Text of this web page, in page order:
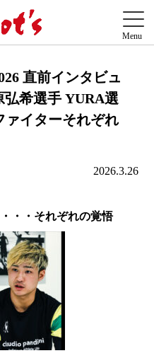
直前インタビュ
希選手 YURA選
ァイターそれぞれ
2026.3.26
・・それぞれの覚悟